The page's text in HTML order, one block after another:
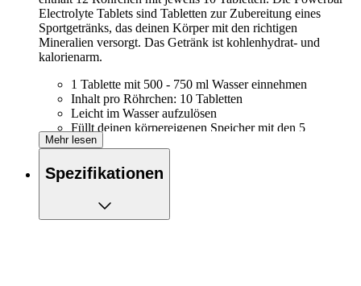
Electrolyte Tablets sind Tabletten zur Zubereitung eines
Sportgetränks, das deinen Körper mit den richtigen
Mineralien versorgt. Das Getränk ist kohlenhydrat- und
kalorienarm.
1 Tablette mit 500 - 750 ml Wasser einnehmen
Inhalt pro Röhrchen: 10 Tabletten
Leicht im Wasser aufzulösen
Füllt deinen körpereigenen Speicher mit den 5
wichtigsten Elektrolyten an (Natrium, Chlorid, Kalium,
Frei von Aspartan und Konservierungsmitteln
Nährwertangaben
- 750 ml Wasser)
Mehr lesen
Spezifikationen